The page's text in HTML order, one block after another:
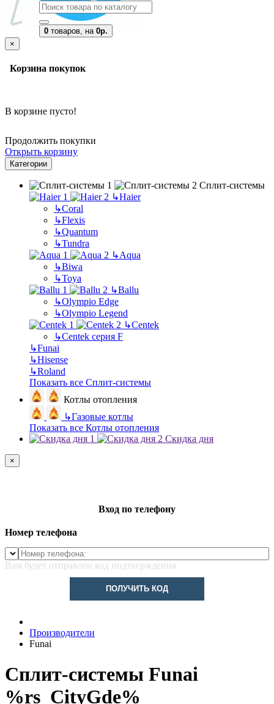
0 товаров, на 0р.
×
Корзина покупок
В корзине пусто!
Продолжить покупки
Открыть корзину
Категории
Сплит-системы
↳Haier
↳Coral
↳Flexis
↳Quantum
↳Tundra
↳Aqua
↳Biwa
↳Toya
↳Ballu
↳Olympio Edge
↳Olympio Legend
↳Centek
↳Centek серия F
↳Funai
↳Hisense
↳Roland
Показать все Сплит-системы
Котлы отопления
↳Газовые котлы
Показать все Котлы отопления
Скидка дня
×
Вход по телефону
Номер телефона
Вам будет отправлен код подтверждения
ПОЛУЧИТЬ КОД
Производители
Funai
Сплит-системы Funai
%rs_CityGde%